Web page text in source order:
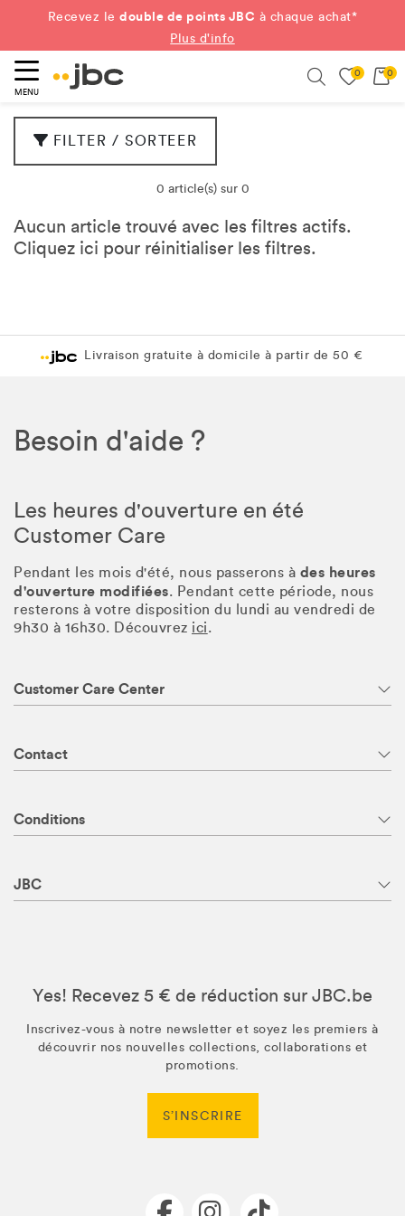
Recevez ledouble de points JBC à chaque achat*
Plus d'info
MENU
0 0
FILTER / SORTEER
0 article(s) sur 0
Aucun article trouvé avec les filtres actifs.
Cliquez ici pour réinitialiser les filtres.
Livraison gratuite à domicile à partir de 50 €
Besoin d'aide ?
Les heures d'ouverture en été
Customer Care
Pendant les mois d'été, nous passerons à des heures
d'ouverture modifiées. Pendant cette période, nous
resterons à votre disposition du lundi au vendredi de
9h30 à 16h30. Découvrez ici.
Customer Care Center
Contact
Conditions
JBC
Yes! Recevez 5 € de réduction sur JBC.be
Inscrivez-vous à notre newsletter et soyez les premiers à
découvrir nos nouvelles collections, collaborations et
promotions.
S’INSCRIRE